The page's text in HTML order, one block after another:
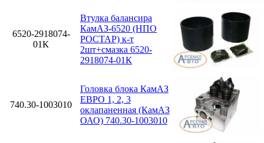
6520-2918074-
01К
Втулка балансира
КамАЗ-6520 (НПО
РОСТАР) к-т
2шт+смазка 6520-
2918074-01К
740.30-1003010
Головка блока КамАЗ
ЕВРО 1, 2, 3
оклапаненная (КамАЗ
ОАО) 740.30-1003010